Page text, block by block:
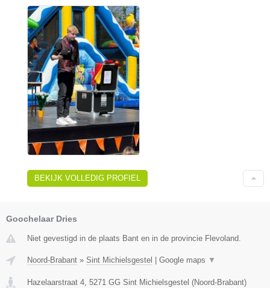
BEKIJK VOLLEDIG PROFIEL
Goochelaar Dries
Niet gevestigd in de plaats Bant en in de provincie Flevoland.
Noord-Brabant » Sint Michielsgestel Google maps ▼
Hazelaarstraat 4, 5271 GG Sint Michielsgestel (Noord-Brabant)